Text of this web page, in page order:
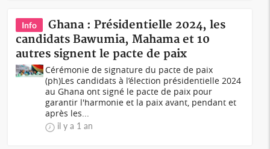
Info
Ghana : Présidentielle 2024, les
candidats Bawumia, Mahama et 10
autres signent le pacte de paix
Cérémonie de signature du pacte de paix
(ph)Les candidats à l’élection présidentielle 2024
au Ghana ont signé le pacte de paix pour
garantir l'harmonie et la paix avant, pendant et
après les...
il y a 1 an